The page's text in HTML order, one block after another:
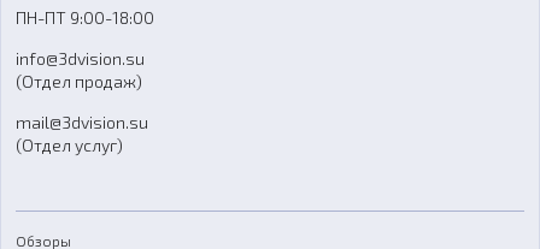
FAQ
ПН-ПТ 9:00-18:00
info@3dvision.su
(Отдел продаж)
mail@3dvision.su
(Отдел услуг)
Обзоры